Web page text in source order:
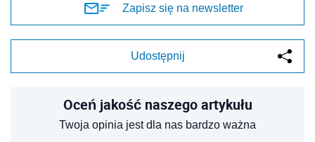
Zapisz się na newsletter
Udostępnij
Oceń jakość naszego artykułu
Twoja opinia jest dla nas bardzo ważna